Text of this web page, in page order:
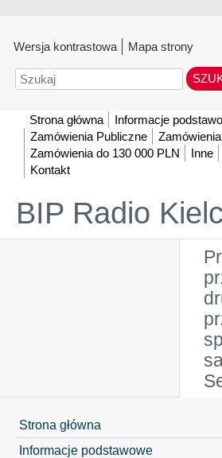
Wersja kontrastowa Mapa strony
Szukaj
Strona główna
Informacje
Zamówienia Publiczne
Zamówienia do 130 000 PLN
Inne
Kontakt
BIP Radio
Strona główna
Informacje podstawowe